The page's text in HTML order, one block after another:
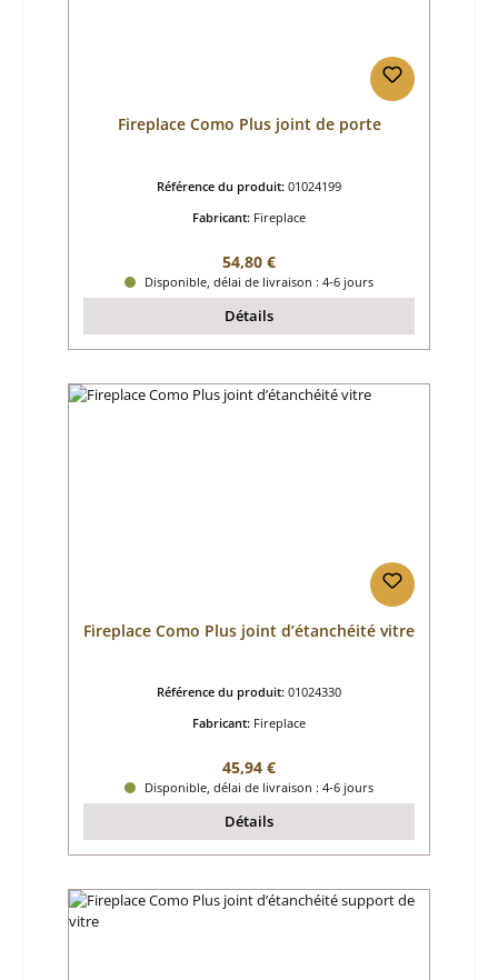
Fireplace Como Plus joint de porte
Référence du produit: 01024199
Fabricant: Fireplace
Prix régulier :
54,80 €
Disponible, délai de livraison : 4-6 jours
Détails
Fireplace Como Plus joint d’étanchéité vitre
Référence du produit: 01024330
Fabricant: Fireplace
Prix régulier :
45,94 €
Disponible, délai de livraison : 4-6 jours
Détails